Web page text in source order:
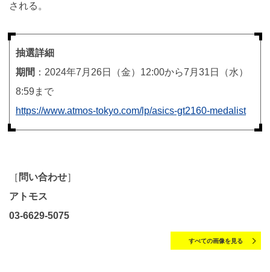
される。
抽選詳細
期間 ：2024年7月26日（金）12:00から7月31日（水）
8:59まで
https://www.atmos-tokyo.com/lp/asics-gt2160-medalist
［ 問い合わせ］
アトモス
03-6629-5075
すべての画像を見る